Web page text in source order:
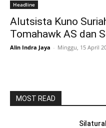
Headline
Alutsista Kuno
Tomahawk AS dan
Alin Indra Jaya - Minggu, 15 April
MOST READ